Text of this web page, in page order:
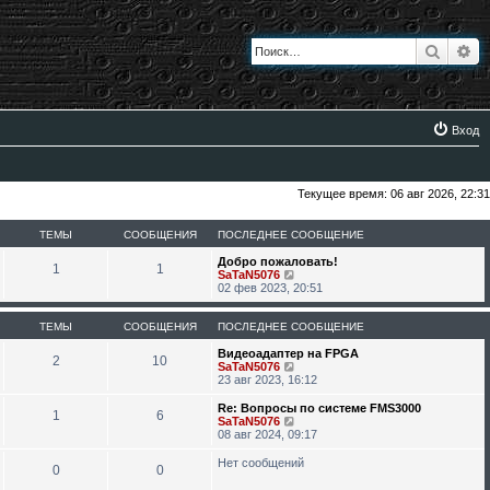
Поиск
Вход
Текущее время: 06 авг 2026, 22:31
ТЕМЫ СООБЩЕНИЯ ПОСЛЕДНЕЕ СООБЩЕНИЕ
1 1
Добро пожаловать!
SaTaN5076
е
р
е
й
т
и
п
с
е
н
е
02 фев 2023, 20:51
ТЕМЫ СООБЩЕНИЯ ПОСЛЕДНЕЕ СООБЩЕНИЕ
2 10
Видеоадаптер на FPGA
SaTaN5076
е
е
т
к
п
23 авг 2023, 16:12
1 6
Re: Вопросы по системе FMS3000
SaTaN5076
е
е
08 авг 2024, 09:17
0 0 Нет сообщений